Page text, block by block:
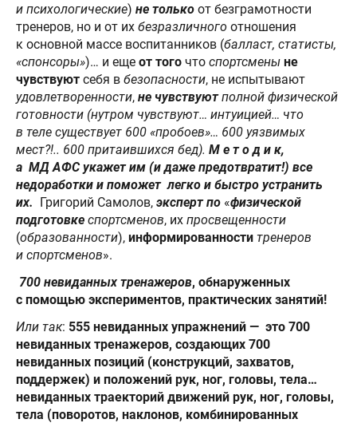
и психологические) не только от безграмотности
тренеров, но и от их безразличного отношения
к основной массе воспитанников (балласт, статисты,
«спонсоры»)… и еще от того что спортсмены не
чувствуют себя в безопасности, не испытывают
удовлетворенности, не чувствуют полной физической
готовности (нутром чувствуют… интуицией… что
в теле существует 600 «пробоев»… 600 уязвимых
мест?!.. 600 притаившихся бед). М е т о д и к,
а МД АФС укажет им (и даже предотвратит!) все
недоработки и поможет легко и быстро устранить
их. Григорий Самолов, эксперт по «физической
подготовке спортсменов, их просвещенности
(образованности), информированности тренеров
и спортсменов».
700 невиданных тренажеров, обнаруженных
с помощью экспериментов, практических занятий!
Или так: 555 невиданных упражнений — это 700
невиданных тренажеров, создающих 700
невиданных позиций (конструкций, захватов,
поддержек) и положений рук, ног, головы, тела…
невиданных траекторий движений рук, ног, головы,
тела (поворотов, наклонов, комбинированных